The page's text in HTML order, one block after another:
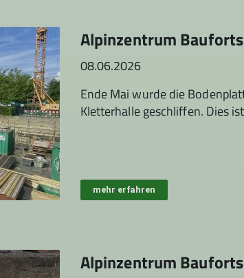
Alpinzentrum
08.06.2026
Ende Mai wurde die
Kletterhalle geschliffen. Dies
mehr erfahren
Alpinzentrum